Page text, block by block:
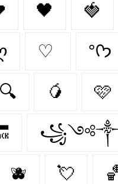
🖤 🍓
♡ °ᡣ𐭩
🔍 🥭 🩷
🫐 💘